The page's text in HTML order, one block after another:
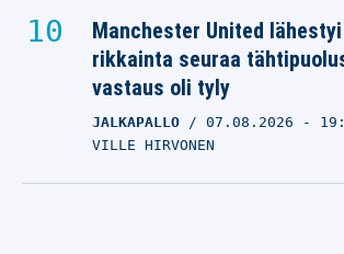
Manchester United
rikkainta seuraa
vastaus oli tyly
JALKAPALLO 07.08.2026 -
VILLE HIRVONEN